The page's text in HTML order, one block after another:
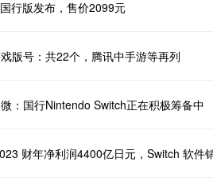
行版发布，售价2099元
版号：共22个，腾讯中手游等再列
：国行Nintendo Switch正在积极筹备中
财年净利润4400亿日元，Switch 软件